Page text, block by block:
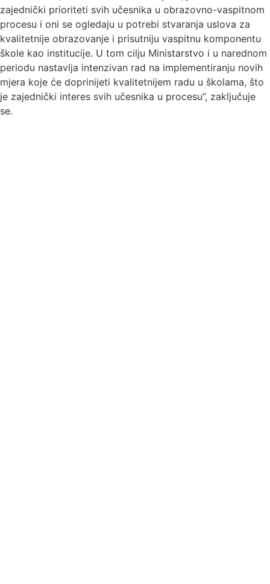
zajednički prioriteti svih učesnika u obrazovno-vaspitnom
procesu i oni se ogledaju u potrebi stvaranja uslova za
kvalitetnije obrazovanje i prisutniju vaspitnu komponentu
škole kao institucije. U tom cilju Ministarstvo i u narednom
periodu nastavlja intenzivan rad na implementiranju novih
mjera koje će doprinijeti kvalitetnijem radu u školama, što
je zajednički interes svih učesnika u procesu”, zaključuje
se.